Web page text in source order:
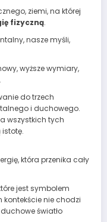
ziemi, na której
fizyczną.
nasze myśli,
wyższe wymiary,
do trzech
i duchowego.
wszystkich tych
która przenika cały
jest symbolem
kontekście nie chodzi
światło